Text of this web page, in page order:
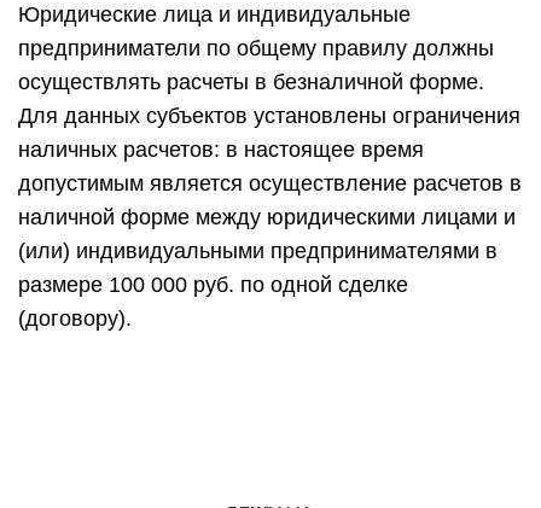
Юридические лица и индивидуальные
предприниматели по общему правилу должны
осуществлять расчеты в безналичной форме.
Для данных субъектов установлены ограничения
наличных расчетов: в настоящее время
допустимым является осуществление расчетов в
наличной форме между юридическими лицами и
(или) индивидуальными предпринимателями в
размере 100 000 руб. по одной сделке
(договору).